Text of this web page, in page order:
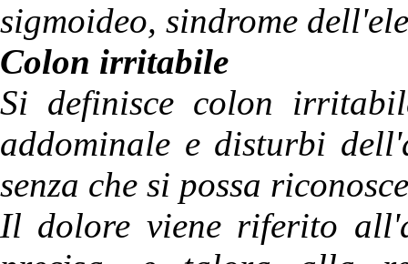
sigmoideo, sindrome
Colon irritabile
Si definisce colon
addominale e disturbi
senza che si possa
Il dolore viene riferito